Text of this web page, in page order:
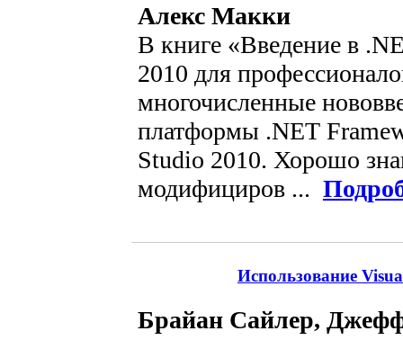
Алекс Макки
В книге «Введение в
2010 для
многочисленные
платформы .NET
Studio 2010. Хорошо
модифициров ...
Использование
Брайан Сайлер,